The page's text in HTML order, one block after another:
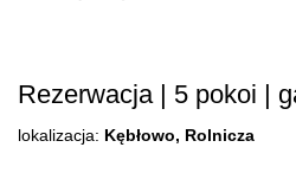
Rezerwacja | 5 pokoi |
lokalizacja: Kębłowo, Rolnicza